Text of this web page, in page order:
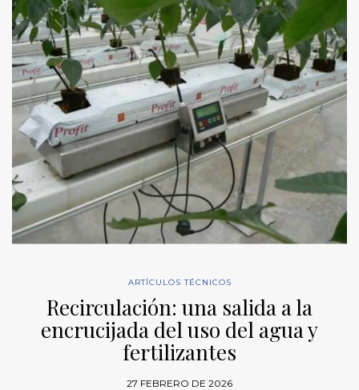
ARTÍCULOS TÉCNICOS
Recirculación: una salida a la
encrucijada del uso del agua y
fertilizantes
27 FEBRERO DE 2026